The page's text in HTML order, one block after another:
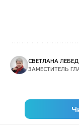
СВЕТЛАНА
ЗАМЕСТИТЕЛЬ